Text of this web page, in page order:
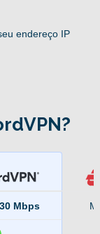
endereço IP
Mbps